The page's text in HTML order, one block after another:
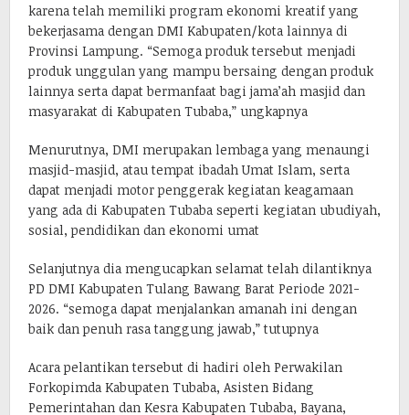
karena telah memiliki program ekonomi kreatif yang
bekerjasama dengan DMI Kabupaten/kota lainnya di
Provinsi Lampung. “Semoga produk tersebut menjadi
produk unggulan yang mampu bersaing dengan produk
lainnya serta dapat bermanfaat bagi jama’ah masjid dan
masyarakat di Kabupaten Tubaba,” ungkapnya
Menurutnya, DMI merupakan lembaga yang menaungi
masjid-masjid, atau tempat ibadah Umat Islam, serta
dapat menjadi motor penggerak kegiatan keagamaan
yang ada di Kabupaten Tubaba seperti kegiatan ubudiyah,
sosial, pendidikan dan ekonomi umat
Selanjutnya dia mengucapkan selamat telah dilantiknya
PD DMI Kabupaten Tulang Bawang Barat Periode 2021-
2026. “semoga dapat menjalankan amanah ini dengan
baik dan penuh rasa tanggung jawab,” tutupnya
Acara pelantikan tersebut di hadiri oleh Perwakilan
Forkopimda Kabupaten Tubaba, Asisten Bidang
Pemerintahan dan Kesra Kabupaten Tubaba, Bayana,